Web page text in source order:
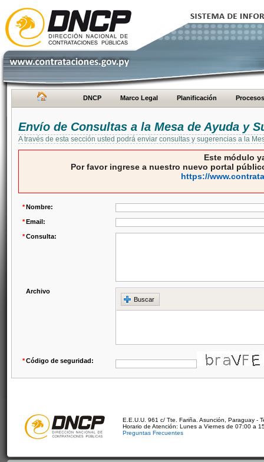
DNCP Marco Legal Planificación Procesos
Envío de Consultas a la Mesa de Ayuda y
A través de esta sección usted podrá enviar consultas y sugerencias a la
Este módulo
Por favor ingrese a nuestro nuevo portal
https://
*Nombre:
*Email:
*Consulta:
Archivo
Buscar
*Código de seguridad:
E.E.U.U. 961 c/ Tte. Fariña. Asunción, Paraguay -
Horario de Atención: Lunes a Viernes de 07:00 a
Preguntas Frecuentes